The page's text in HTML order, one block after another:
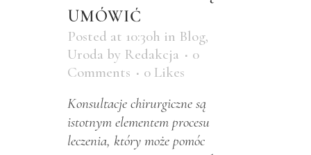
UMÓWIĆ
Posted at 10:30h in Blog,
Uroda by Redakcja
0
Comments
0 Likes
Konsultacje chirurgiczne są
istotnym elementem procesu
leczenia, który może pomóc